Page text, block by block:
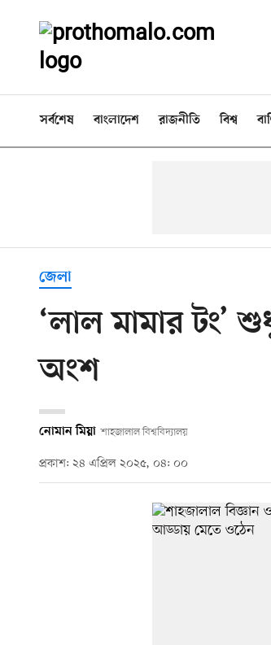
সর্বশেষ বাংলাদেশ রাজনীতি বিশ্ব
জেলা
‘লাল মামার টং’
অংশ
নোমান মিয়া শাহজালাল বিশ্ববিদ্যালয়
প্রকাশ: ২৪ এপ্রিল ২০২৫, ০৪: ০০